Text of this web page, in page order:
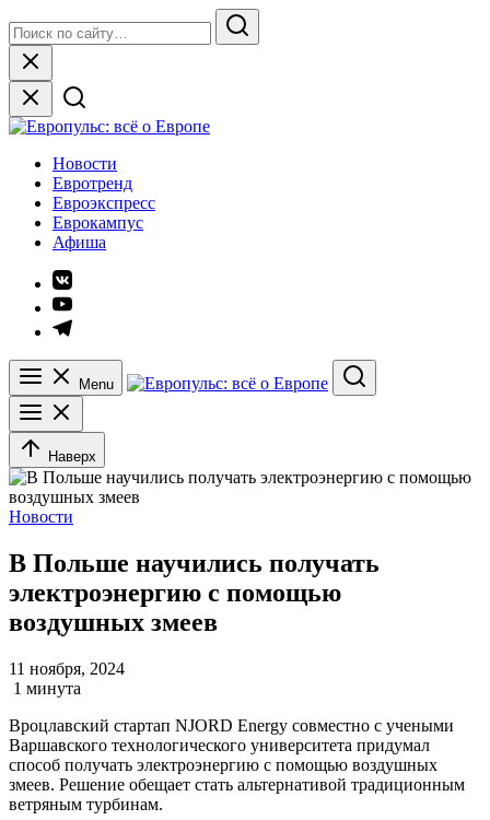
to
content
for:
Search
Close
Европульс: всё о Европе
Новости
Евротренд
Евроэкспресс
Еврокампус
Афиша
Элемент
меню
Элемент
меню
Элемент
Menu
Search
Наверх
Новости
В Польше научились получать
электроэнергию с помощью
воздушных змеев
11 ноября, 2024
1 минута
Вроцлавский стартап NJORD Energy совместно с учеными
Варшавского технологического университета придумал
способ получать электроэнергию с помощью воздушных
змеев. Решение обещает стать альтернативой традиционным
ветряным турбинам.